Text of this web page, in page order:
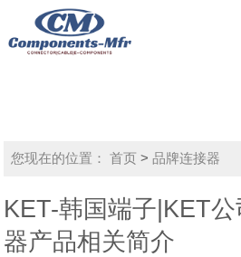
您现在的位置： 首页 >品牌连接器
KET-韩国端子|KET
器产品相关简介